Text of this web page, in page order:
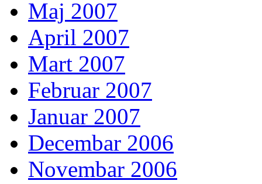
Maj 2007
April 2007
Mart 2007
Februar 2007
Januar 2007
Decembar 2006
Novembar 2006